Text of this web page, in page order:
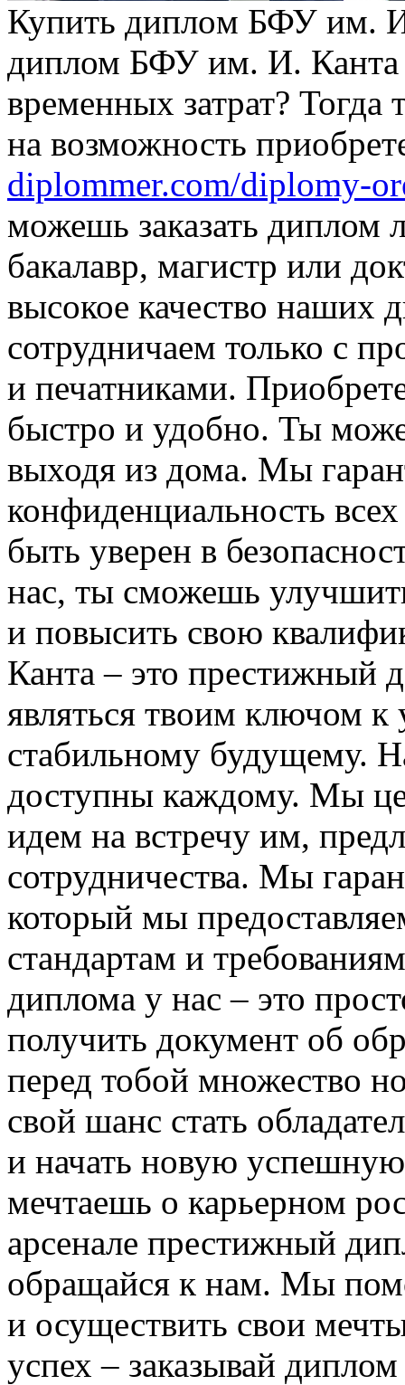
Купить диплoм БФУ им.
диплом БФУ им. И. Канта
временных затрат? Тогда
на возможность
diplommer.com/diplomy-
можешь заказать диплом
бакалавр, магистр или
высокое качество наших
сотрудничаем только с
и печатниками.
быстро и удобно. Ты
выходя из дома. Мы
конфиденциальность
быть уверен в
нас, ты сможешь
и повысить свою
Канта – это престижный
являться твоим ключом к
стабильному будущему.
доступны каждому. Мы
идем на встречу им,
сотрудничества. Мы
который мы
стандартам и
диплома у нас – это
получить документ об
перед тобой множество
свой шанс стать
и начать новую
мечтаешь о карьерном
арсенале престижный
обращайся к нам. Мы
и осуществить свои
успех – заказывай